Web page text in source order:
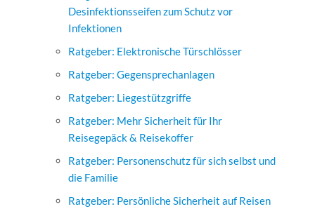
Desinfektionsseifen zum Schutz vor
Infektionen
Ratgeber: Elektronische Türschlösser
Ratgeber: Gegensprechanlagen
Ratgeber: Liegestützgriffe
Ratgeber: Mehr Sicherheit für Ihr
Reisegepäck & Reisekoffer
Ratgeber: Personenschutz für sich selbst und
die Familie
Ratgeber: Persönliche Sicherheit auf Reisen